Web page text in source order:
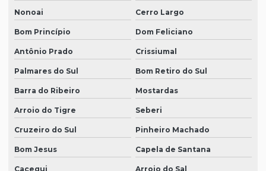
Nonoai Cerro Largo
Bom Princípio Dom Feliciano
Antônio Prado Crissiumal
Palmares do Sul Bom Retiro do Sul
Barra do Ribeiro Mostardas
Arroio do Tigre Seberi
Cruzeiro do Sul Pinheiro Machado
Bom Jesus Capela de Santana
Cacequi Arroio do Sal